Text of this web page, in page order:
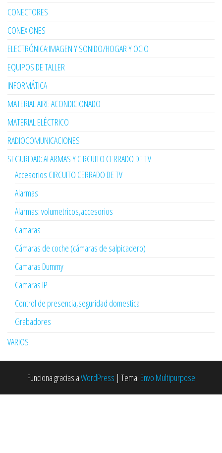
CONECTORES
CONEXIONES
ELECTRÓNICA:IMAGEN Y SONIDO/HOGAR Y OCIO
EQUIPOS DE TALLER
INFORMÁTICA
MATERIAL AIRE ACONDICIONADO
MATERIAL ELÉCTRICO
RADIOCOMUNICACIONES
SEGURIDAD: ALARMAS Y CIRCUITO CERRADO DE TV
Accesorios CIRCUITO CERRADO DE TV
Alarmas
Alarmas: volumetricos,accesorios
Camaras
Cámaras de coche (cámaras de salpicadero)
Camaras Dummy
Camaras IP
Control de presencia,seguridad domestica
Grabadores
VARIOS
Funciona gracias aWordPress | Tema: Envo Multipurpose